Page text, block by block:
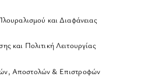
και Διαφάνειας
και Πολιτική Λειτουργίας
Αποστολών & Επιστροφών